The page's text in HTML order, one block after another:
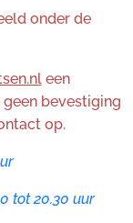
onder de
een
bevestiging
op.
tot 20.30 uur